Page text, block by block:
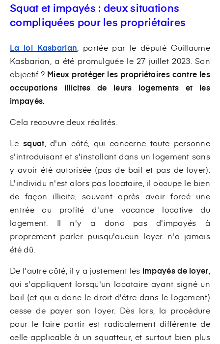
Squat et impayés : deux situations
compliquées pour les propriétaires
La loi Kasbarian , portée par le député Guillaume
Kasbarian, a été promulguée le 27 juillet 2023. Son
objectif ? Mieux protéger les propriétaires contre les
occupations illicites de leurs logements et les
impayés.
Cela recouvre deux réalités.
Le squat , d'un côté, qui concerne toute personne
s'introduisant et s'installant dans un logement sans
y avoir été autorisée (pas de bail et pas de loyer).
L'individu n'est alors pas locataire, il occupe le bien
de façon illicite, souvent après avoir forcé une
entrée ou profité d'une vacance locative du
logement. Il n'y a donc pas d'impayés à
proprement parler puisqu'aucun loyer n'a jamais
été dû.
De l'autre côté, il y a justement les impayés de loyer
qui s'appliquent lorsqu'un locataire ayant signé un
bail (et qui a donc le droit d'être dans le logement)
cesse de payer son loyer. Dès lors, la procédure
pour le faire partir est radicalement différente de
celle applicable à un squatteur, et surtout bien plus